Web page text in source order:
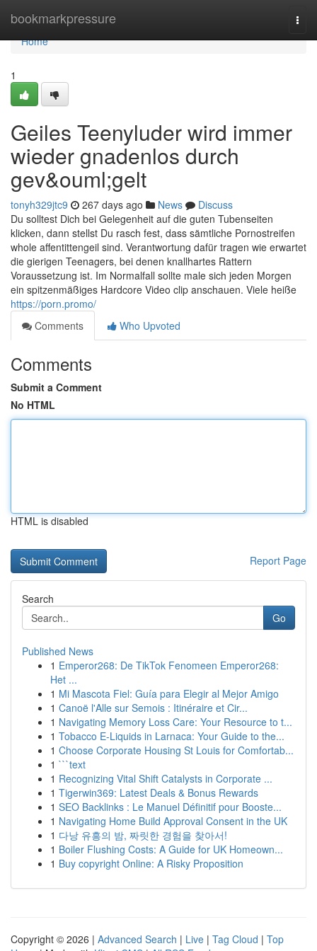
bookmarkpressure
Home
Home
1
Geiles Teenyluder wird immer
wieder gnadenlos durch
gev&ouml;gelt
tonyh329jtc9 267 days ago News
Discuss
Du solltest Dich bei Gelegenheit auf die guten Tubenseiten
klicken, dann stellst Du rasch fest, dass sämtliche Pornostreifen
whole affentittengeil sind. Verantwortung dafür tragen wie erwartet
die gierigen Teenagers, bei denen knallhartes Rattern
Voraussetzung ist. Im Normalfall sollte male sich jeden Morgen
ein spitzenmäßiges Hardcore Video clip anschauen. Viele heiße
https://porn.promo/
Comments
Who Upvoted
Comments
Submit a Comment
No HTML
HTML is disabled
Report Page
Search
Go
Published News
1 Emperor268: De TikTok Fenomeen Emperor268:
Het ...
1 Mi Mascota Fiel: Guía para Elegir al Mejor Amigo
1 Canoë l'Alle sur Semois : Itinéraire et Cir...
1 Navigating Memory Loss Care: Your Resource to t...
1 Tobacco E-Liquids in Larnaca: Your Guide to the...
1 Choose Corporate Housing St Louis for Comfortab...
1 ```text
1 Recognizing Vital Shift Catalysts in Corporate ...
1 Tigerwin369: Latest Deals & Bonus Rewards
1 SEO Backlinks : Le Manuel Définitif pour Booste...
1 Navigating Home Build Approval Consent in the UK
1 다낭 유흥의 밤, 짜릿한 경험을 찾아서!
1 Boiler Flushing Costs: A Guide for UK Homeown...
1 Buy copyright Online: A Risky Proposition
Copyright © 2026 | Advanced Search | Live | Tag Cloud | Top